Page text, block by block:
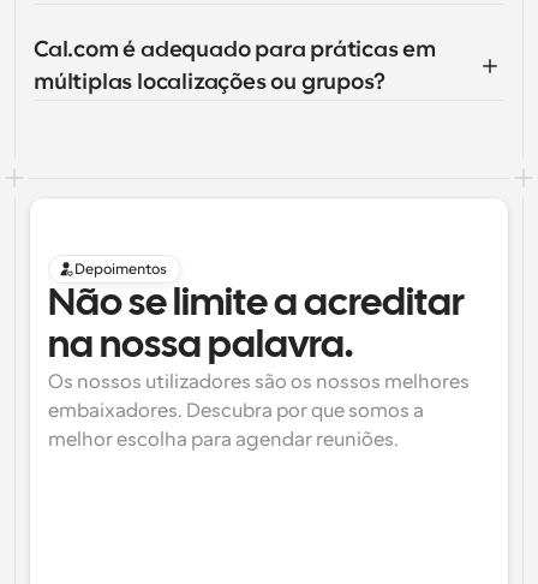
Cal.com é adequado para práticas em
múltiplas localizações ou grupos?
Depoimentos
Não se limite a acreditar
na nossa palavra.
Os nossos utilizadores são os nossos melhores
embaixadores. Descubra por que somos a
melhor escolha para agendar reuniões.